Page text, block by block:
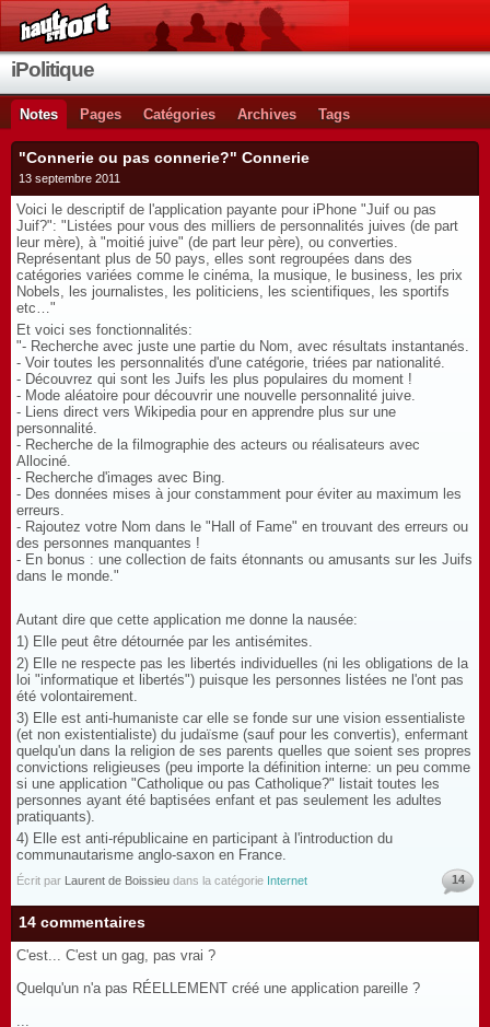
iPolitique
Notes Pages Catégories Archives Tags
"Connerie ou pas connerie?" Connerie
13 septembre 2011
Voici le descriptif de l'application payante pour iPhone "Juif ou pas
Juif?": "Listées pour vous des milliers de personnalités juives (de part
leur mère), à "moitié juive" (de part leur père), ou converties.
Représentant plus de 50 pays, elles sont regroupées dans des
catégories variées comme le cinéma, la musique, le business, les prix
Nobels, les journalistes, les politiciens, les scientifiques, les sportifs
etc…"
Et voici ses fonctionnalités:
"- Recherche avec juste une partie du Nom, avec résultats instantanés.
- Voir toutes les personnalités d'une catégorie, triées par nationalité.
- Découvrez qui sont les Juifs les plus populaires du moment !
- Mode aléatoire pour découvrir une nouvelle personnalité juive.
- Liens direct vers Wikipedia pour en apprendre plus sur une
personnalité.
- Recherche de la filmographie des acteurs ou réalisateurs avec
Allociné.
- Recherche d'images avec Bing.
- Des données mises à jour constamment pour éviter au maximum les
erreurs.
- Rajoutez votre Nom dans le "Hall of Fame" en trouvant des erreurs ou
des personnes manquantes !
- En bonus : une collection de faits étonnants ou amusants sur les Juifs
dans le monde."
Autant dire que cette application me donne la nausée:
1) Elle peut être détournée par les antisémites.
2) Elle ne respecte pas les libertés individuelles (ni les obligations de la
loi "informatique et libertés") puisque les personnes listées ne l'ont pas
été volontairement.
3) Elle est anti-humaniste car elle se fonde sur une vision essentialiste
(et non existentialiste) du judaïsme (sauf pour les convertis), enfermant
quelqu'un dans la religion de ses parents quelles que soient ses propres
convictions religieuses (peu importe la définition interne: un peu comme
si une application "Catholique ou pas Catholique?" listait toutes les
personnes ayant été baptisées enfant et pas seulement les adultes
pratiquants).
4) Elle est anti-républicaine en participant à l'introduction du
communautarisme anglo-saxon en France.
Écrit par Laurent de Boissieu dans la catégorie Internet 14
14 commentaires
C'est... C'est un gag, pas vrai ?
Quelqu'un n'a pas RÉELLEMENT créé une application pareille ?
...